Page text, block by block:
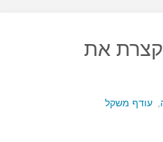
את
עודף משקל